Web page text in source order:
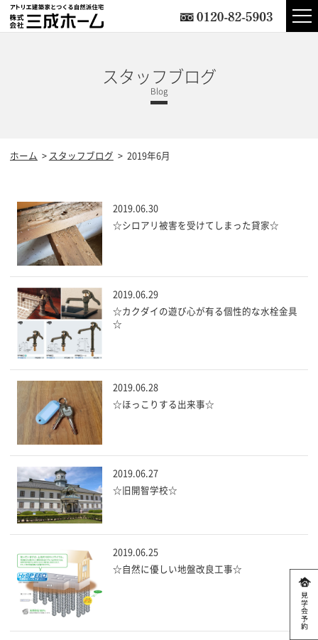
スタッフブログ
ホーム スタッフブログ 2019年6月
2019.06.30
☆シロアリ被害を受けてしまった貸家☆
2019.06.29
☆カクダイの遊び心が有る個性的な水栓金具
☆
2019.06.28
☆ほっこりする出来事☆
2019.06.27
☆旧開智学校☆
2019.06.25
☆自然に優しい地盤改良工事☆